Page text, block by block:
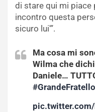
di stare qui mi piace
incontro questa
sicuro lui'”.
Ma cosa mi
Wilma che
Daniele…